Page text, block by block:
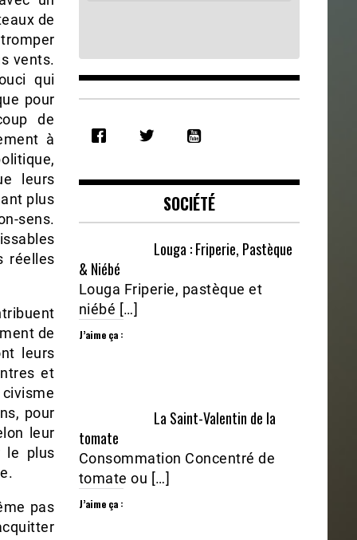
de
vents.
qui
pour
de
à
leurs
plus
sens.
réelles
de
leurs
et
pour
leur
le plus
pas
RSS FEED
EMBED
SOCIÉTÉ
Louga : Friperie, Pastèque
& Niébé
Louga Friperie, pastèque et
niébé […]
J’aime ça :
La Saint-Valentin de la
tomate
Consommation Concentré de
tomate ou […]
J’aime ça :